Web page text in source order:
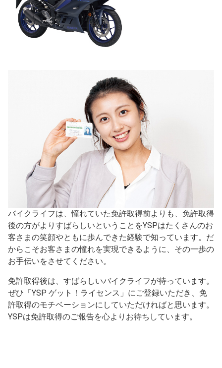
バイクライフは、憧れていた免許取得前よりも、免許取得
後の方がよりすばらしいということをYSPはたくさんのお
客さまの笑顔やともに歩んできた経験で知っています。だ
からこそお客さまの憧れを実現できるように、その一歩の
お手伝いをさせてください。
免許取得後は、すばらしいバイクライフが待っています。
ぜひ「YSP ゲット！ライセンス」にご登録いただき、免
許取得のモチベーションにしていただければと思います。
YSPは免許取得のご報告を心よりお待ちしています。